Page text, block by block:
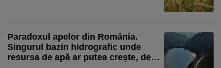
Paradoxul apelor din România.
Singurul bazin hidrografic unde
resursa de apă ar putea crește, deși